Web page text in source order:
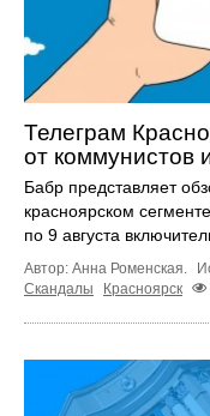
Телеграм
от коммунистов
Бабр представляет
красноярском
по 9 августа
Автор: Анна Роменская.
Скандалы
Красноярск